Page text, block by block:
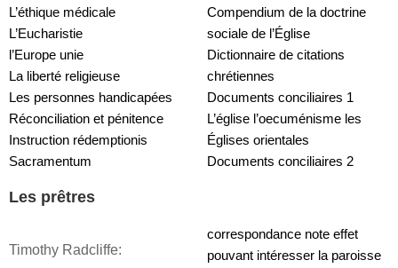
L’éthique médicale
L’Eucharistie
l’Europe unie
La liberté religieuse
Les personnes handicapées
Réconciliation et pénitence
Instruction rédemptionis
Sacramentum
Compendium de la doctrine
sociale de l’Église
Dictionnaire de citations
chrétiennes
Documents conciliaires 1
L’église l’oecuménisme les
Églises orientales
Documents conciliaires 2
Les prêtres
Timothy Radcliffe:
correspondance note effet
pouvant intéresser la paroisse